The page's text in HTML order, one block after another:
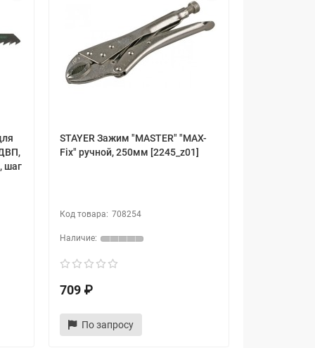
шаг
STAYER Зажим "MASTER" "MAX-
Fix" ручной, 250мм [2245_z01]
708254
709 ₽
По запросу